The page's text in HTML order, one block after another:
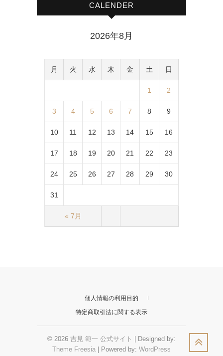
CALENDER
2026年8月
月 火 水 木 金 土 日
« 7月
1 2
3 4 5 6 7 8 9
10 11 12 13 14 15 16
17 18 19 20 21 22 23
24 25 26 27 28 29 30
31
個人情報の利用目的
特定商取引法に関する表示
© 2026 吉見 範一 公式サイト | Designed by:
Theme Freesia | Powered by: WordPress